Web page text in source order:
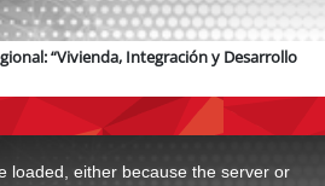
“Vivienda, Integración y Desarrollo
loaded, either because the server or